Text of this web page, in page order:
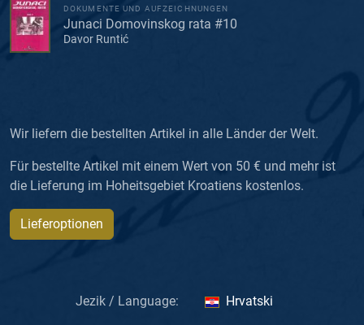
DOKUMENTE UND AUFZEICHNUNGEN
Junaci Domovinskog rata #10
Davor Runtić
Wir liefern die bestellten Artikel in alle Länder der Welt.
Für bestellte Artikel mit einem Wert von 50 € und mehr ist
die Lieferung im Hoheitsgebiet Kroatiens kostenlos.
Lieferoptionen
Jezik / Language: Hrvatski